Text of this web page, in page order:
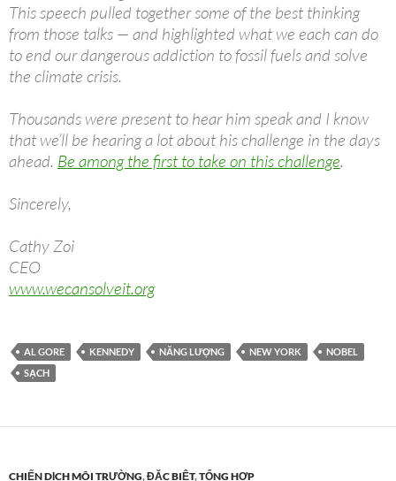
This speech pulled together some of the best thinking
from those talks — and highlighted what we each can do
to end our dangerous addiction to fossil fuels and solve
the climate crisis.
Thousands were present to hear him speak and I know
that we’ll be hearing a lot about his challenge in the days
ahead. Be among the first to take on this challenge.
Sincerely,
Cathy Zoi
CEO
www.wecansolveit.org
AL GORE KENNEDY NĂNG LƯỢNG NEW YORK
NOBEL
SẠCH
CHIẾN DỊCH MÔI TRƯỜNG,ĐẶC BIỆT,TỔNG HỢP